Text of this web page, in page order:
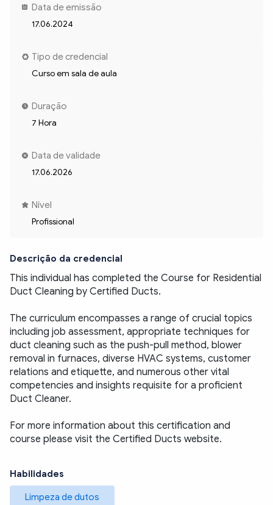
Data de emissão
17.06.2024
Tipo de credencial
Curso em sala de aula
Duração
7 Hora
Data de validade
17.06.2026
Nível
Profissional
Descrição da credencial
This individual has completed the Course for Residential
Duct Cleaning by Certified Ducts.
The curriculum encompasses a range of crucial topics
including job assessment, appropriate techniques for
duct cleaning such as the push-pull method, blower
removal in furnaces, diverse HVAC systems, customer
relations and etiquette, and numerous other vital
competencies and insights requisite for a proficient
Duct Cleaner.
For more information about this certification and
course please visit the Certified Ducts website.
Habilidades
Limpeza de dutos